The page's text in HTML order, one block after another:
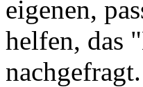
eigenen,
helfen, das
nachgefragt.